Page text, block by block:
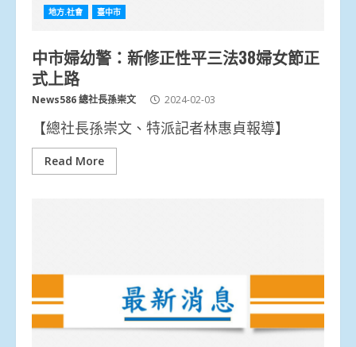
地方.社會 臺中市
中市婦幼警：新修正性平三法38婦女節正
式上路
News586 總社長孫崇文 2024-02-03
【總社長孫崇文、特派記者林惠貞報導】
Read More